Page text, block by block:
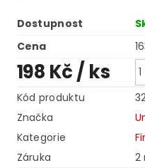
Dostupnost
Cena
198 Kč/ ks
Kód produktu
Značka
Kategorie
Záruka
2